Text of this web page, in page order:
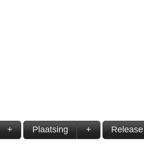
+ Plaatsing + Release